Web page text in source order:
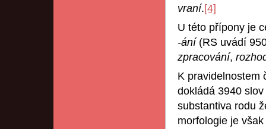
vraní.[4]
U této přípony je
-ání (RS uvádí
zpracování,
K pravidelnostem
dokládá 3940
substantiva rodu
morfologie je